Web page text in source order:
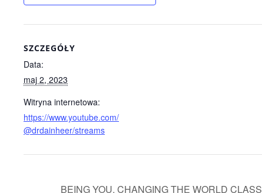
SZCZEGÓŁY
Data:
maj 2, 2023
Witryna internetowa:
https://www.youtube.com/
@drdainheer/streams
BEING YOU, CHANGING THE WORLD CLASS